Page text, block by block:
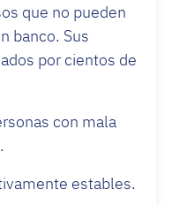
que no pueden
banco. Sus
por cientos de
con mala
estables.